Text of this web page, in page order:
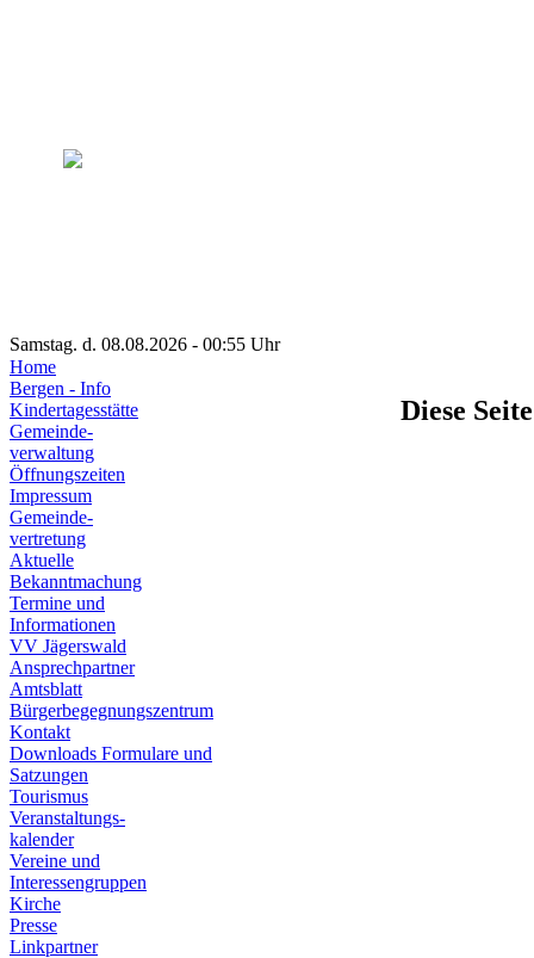
Samstag. d. 08.08.2026 - 00:55 Uhr
Home
Bergen - Info
Kindertagesstätte
Gemeinde-
verwaltung
Öffnungszeiten
Impressum
Gemeinde-
vertretung
Aktuelle
Bekanntmachung
Termine und
Informationen
VV Jägerswald
Ansprechpartner
Amtsblatt
Bürgerbegegnungszentrum
Kontakt
Downloads Formulare und
Satzungen
Tourismus
Veranstaltungs-
kalender
Vereine und
Interessen­gruppen
Kirche
Presse
Linkpartner
Diese